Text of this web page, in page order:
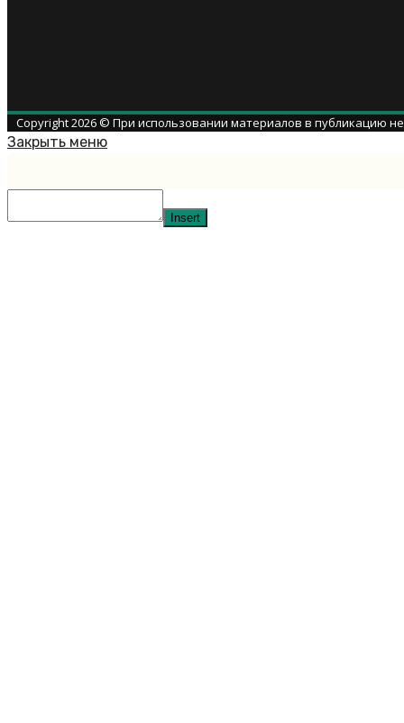
Copyright 2026 © При использовании материалов в публикацию
Закрыть меню
Insert